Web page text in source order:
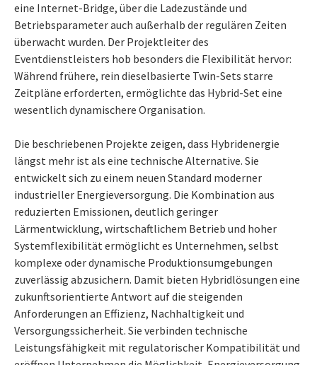
eine Internet-Bridge, über die Ladezustände und
Betriebsparameter auch außerhalb der regulären Zeiten
überwacht wurden. Der Projektleiter des
Eventdienstleisters hob besonders die Flexibilität hervor:
Während frühere, rein dieselbasierte Twin-Sets starre
Zeitpläne erforderten, ermöglichte das Hybrid-Set eine
wesentlich dynamischere Organisation.
Die beschriebenen Projekte zeigen, dass Hybridenergie
längst mehr ist als eine technische Alternative. Sie
entwickelt sich zu einem neuen Standard moderner
industrieller Energieversorgung. Die Kombination aus
reduzierten Emissionen, deutlich geringer
Lärmentwicklung, wirtschaftlichem Betrieb und hoher
Systemflexibilität ermöglicht es Unternehmen, selbst
komplexe oder dynamische Produktionsumgebungen
zuverlässig abzusichern. Damit bieten Hybridlösungen eine
zukunftsorientierte Antwort auf die steigenden
Anforderungen an Effizienz, Nachhaltigkeit und
Versorgungssicherheit. Sie verbinden technische
Leistungsfähigkeit mit regulatorischer Kompatibilität und